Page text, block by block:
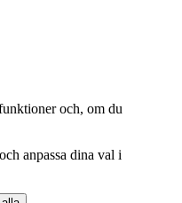
och, om du
anpassa dina val i